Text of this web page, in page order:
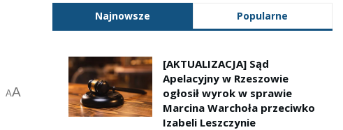
AA
Najnowsze Popularne
[AKTUALIZACJA] Sąd
Apelacyjny w Rzeszowie
ogłosił wyrok w sprawie
Marcina Warchoła przeciwko
Izabeli Leszczynie